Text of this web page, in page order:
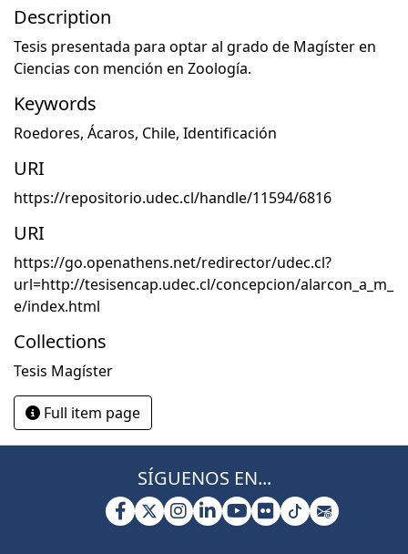
Description
Tesis presentada para optar al grado de Magíster en
Ciencias con mención en Zoología.
Keywords
Roedores, Ácaros, Chile, Identificación
URI
https://repositorio.udec.cl/handle/11594/6816
URI
https://go.openathens.net/redirector/udec.cl?
url=http://tesisencap.udec.cl/concepcion/alarcon_a_m_
e/index.html
Collections
Tesis Magíster
Full item page
SÍGUENOS EN...